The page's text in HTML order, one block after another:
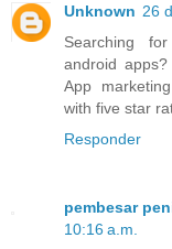
Unknown 26
Searching
android
App
with five star
Responder
pembesar
10:16 a.m.